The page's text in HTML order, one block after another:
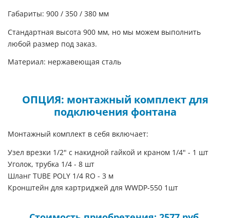
Габариты: 900 / 350 / 380 мм
Стандартная высота 900 мм, но мы можем выполнить
любой размер под заказ.
Материал: нержавеющая сталь
ОПЦИЯ: монтажный комплект для
подключения фонтана
Монтажный комплект в себя включает:
Узел врезки 1/2" с накидной гайкой и краном 1/4" - 1 шт
Уголок, трубка 1/4 - 8 шт
Шланг TUBE POLY 1/4 RO - 3 м
Кронштейн для картриджей для WWDP-550 1шт